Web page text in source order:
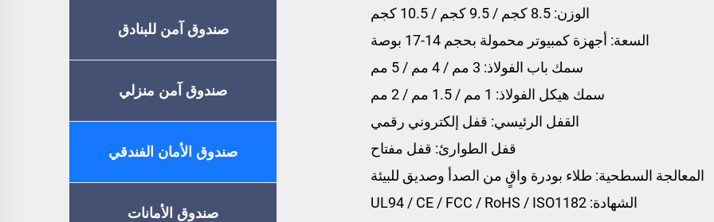
صندوق آمن للبنادق
صندوق آمن منزلي
صندوق الأمان الفندقي
صندوق الأمانات
الوزن: 8.5 كجم / 9.5 كجم / 10.5 كجم
السعة: أجهزة كمبيوتر محمولة بحجم 14-17 بوصة
سمك باب الفولاذ: 3 مم / 4 مم / 5 مم
سمك هيكل الفولاذ: 1 مم / 1.5 مم / 2 مم
القفل الرئيسي: قفل إلكتروني رقمي
قفل الطوارئ: قفل مفتاح
المعالجة السطحية: طلاء بودرة واقٍ من الصدأ وصديق للبيئة
الشهادة: UL94 / CE / FCC / RoHS / ISO1182